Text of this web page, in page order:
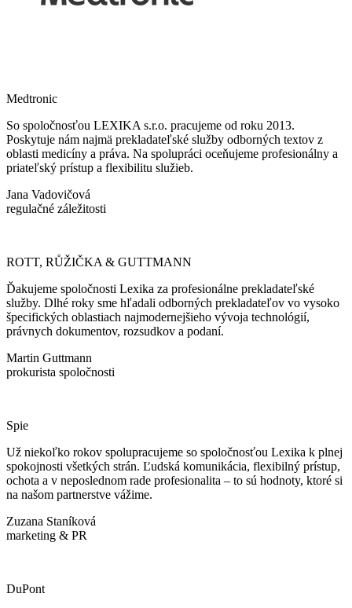
Medtronic
So spoločnosťou LEXIKA s.r.o. pracujeme od roku 2013.
Poskytuje nám najmä prekladateľské služby odborných textov z
oblasti medicíny a práva. Na spolupráci oceňujeme profesionálny a
priateľský prístup a flexibilitu služieb.
Jana Vadovičová
regulačné záležitosti
ROTT, RŮŽIČKA & GUTTMANN
Ďakujeme spoločnosti Lexika za profesionálne prekladateľské
služby. Dlhé roky sme hľadali odborných prekladateľov vo vysoko
špecifických oblastiach najmodernejšieho vývoja technológií,
právnych dokumentov, rozsudkov a podaní.
Martin Guttmann
prokurista spoločnosti
Spie
Už niekoľko rokov spolupracujeme so spoločnosťou Lexika k plnej
spokojnosti všetkých strán. Ľudská komunikácia, flexibilný prístup,
ochota a v neposlednom rade profesionalita – to sú hodnoty, ktoré si
na našom partnerstve vážime.
Zuzana Staníková
marketing & PR
DuPont